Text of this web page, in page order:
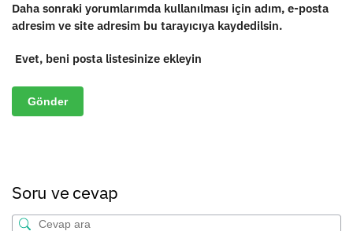
Daha sonraki yorumlarımda kullanılması için adım, e-posta
adresim ve site adresim bu tarayıcıya kaydedilsin.
Evet, beni posta listesinize ekleyin
Soru ve cevap